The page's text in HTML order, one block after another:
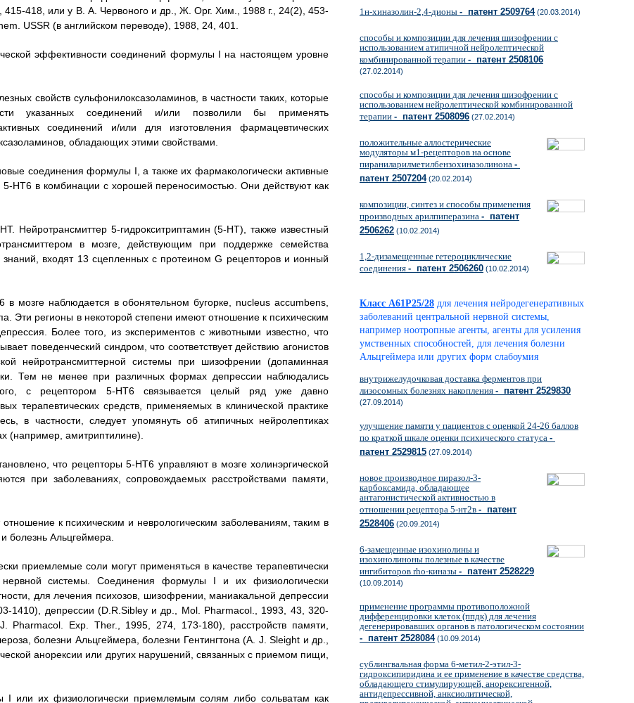
418, или у В. А. Червоного и др., Ж. Орг. Хим., 1988 г., 24(2), 453-
USSR (в английском переводе), 1988, 24, 401.
эффективности соединений формулы I на настоящем уровне
свойств сульфонилоксазоламинов, в частности таких, которые
указанных соединений и/или позволили бы применять
соединений и/или для изготовления фармацевтических
обладающих этими свойствами.
соединения формулы I, а также их фармакологически активные
НТ6 в комбинации с хорошей переносимостью. Они действуют как
Нейротрансмиттер 5-гидрокситриптамин (5-НТ), также известный
в мозге, действующим при поддержке семейства
входят 13 сцепленных с протеином G рецепторов и ионный
мозге наблюдается в обонятельном бугорке, nucleus accumbens,
Эти регионы в некоторой степени имеют отношение к психическим
Более того, из экспериментов с животными известно, что
поведенческий синдром, что соответствует действию агонистов
нейротрансмиттерной системы при шизофрении (допаминная
Тем не менее при различных формах депрессии наблюдались
с рецептором 5-НТ6 связывается целый ряд уже давно
терапевтических средств, применяемых в клинической практике
в частности, следует упомянуть об атипичных нейролептиках
(например, амитриптилине).
что рецепторы 5-НТ6 управляют в мозге холинэргической
при заболеваниях, сопровождаемых расстройствами памяти,
к психическим и неврологическим заболеваниям, таким в
болезнь Альцгеймера.
приемлемые соли могут применяться в качестве терапевтически
нервной системы. Соединения формулы I и их физиологически
для лечения психозов, шизофрении, маниакальной депрессии
1410), депрессии (D.R.Sibley и др., Mol. Pharmacol., 1993, 43, 320-
Рhаrmасоl. Exp. Тher., 1995, 274, 173-180), расстройств памяти,
болезни Альцгеймера, болезни Гентингтона (A. J. Sleight и др.,
анорексии или других нарушений, связанных с приемом пищи,
I или их физиологически приемлемым солям либо сольватам как
1н-хиназолин-2,4-дионы - патент 2509764(20.03.2014)
способы и композиции для лечения шизофрении с
использованием атипичной нейролептической
комбинированной терапии - патент 2508106
(27.02.2014)
способы и композиции для лечения шизофрении с
использованием нейролептической комбинированной
терапии - патент 2508096 (27.02.2014)
положительные аллостерические
модуляторы м1-рецепторов на основе
пираниларилметилбензохиназолинона -
патент 2507204(20.02.2014)
композиции, синтез и способы применения
производных арилпиперазина - патент
2506262 (10.02.2014)
1,2-дизамещенные гетероциклические
соединения - патент 2506260 (10.02.2014)
Класс A61P25/28 для лечения нейродегенеративных
заболеваний центральной нервной системы,
например ноотропные агенты, агенты для усиления
умственных способностей, для лечения болезни
Альцгеймера или других форм слабоумия
внутрижелудочковая доставка ферментов при
лизосомных болезнях накопления - патент 2529830
(27.09.2014)
улучшение памяти у пациентов с оценкой 24-26 баллов
по краткой шкале оценки психического статуса -
патент 2529815 (27.09.2014)
новое производное пиразол-3-
карбоксамида, обладающее
антагонистической активностью в
отношении рецептора 5-нт2в - патент
2528406 (20.09.2014)
6-замещенные изохинолины и
изохинолиноны полезные в качестве
ингибиторов rho-киназы - патент 2528229
(10.09.2014)
применение программы противоположной
дифференцировки клеток (ппдк) для лечения
дегенерировавших органов в патологическом состоянии
- патент 2528084(10.09.2014)
сублингвальная форма 6-метил-2-этил-3-
гидроксипиридина и ее применение в качестве средства,
обладающего стимулирующей, анорексигенной,
антидепрессивной, анксиолитической,